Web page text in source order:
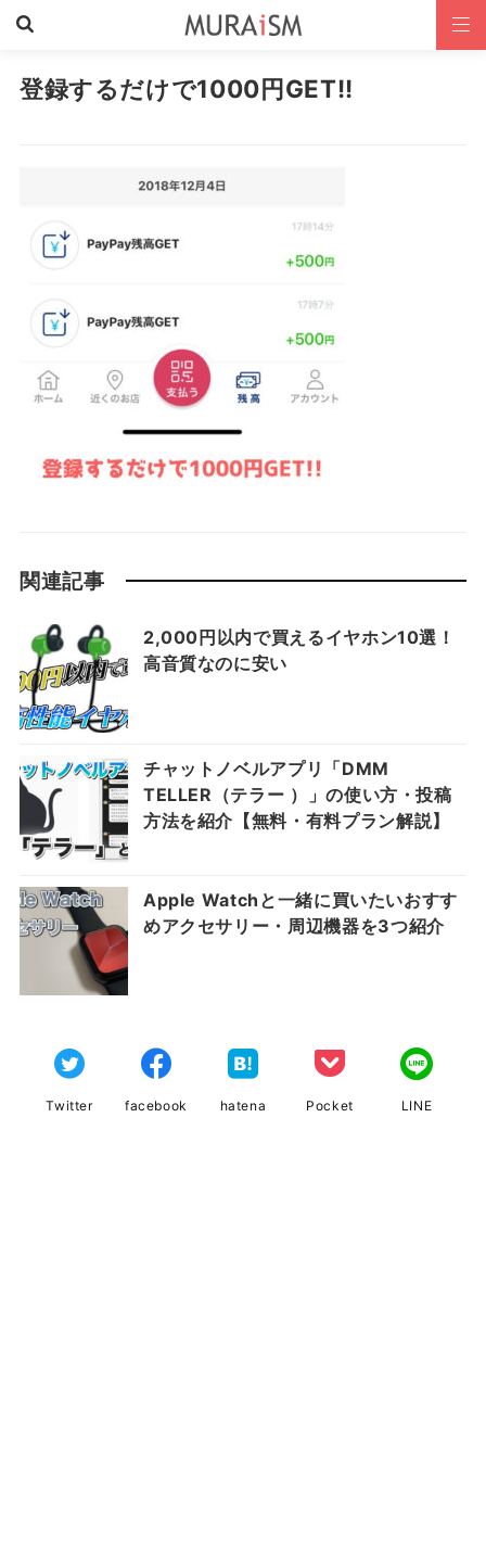
登録するだけで1000円GET!!
関連記事
2,000円以内で買えるイヤホン10選！
高音質なのに安い
チャットノベルアプリ「DMM
TELLER（テラー ）」の使い方・投稿
方法を紹介【無料・有料プラン解説】
Apple Watchと一緒に買いたいおすす
めアクセサリー・周辺機器を3つ紹介
Twitter facebook hatena Pocket LINE